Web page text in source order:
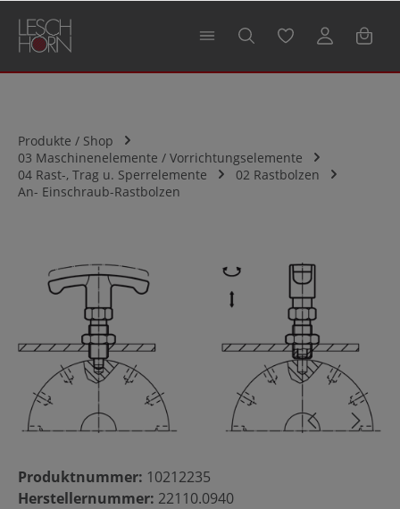
springen
Produkte / Shop
03 Maschinenelemente / Vorrichtungselemente
04 Rast-, Trag u. Sperrelemente
02 Rastbolzen
An- Einschraub-Rastbolzen
Produktnummer: 10212235
Herstellernummer: 22110.0940